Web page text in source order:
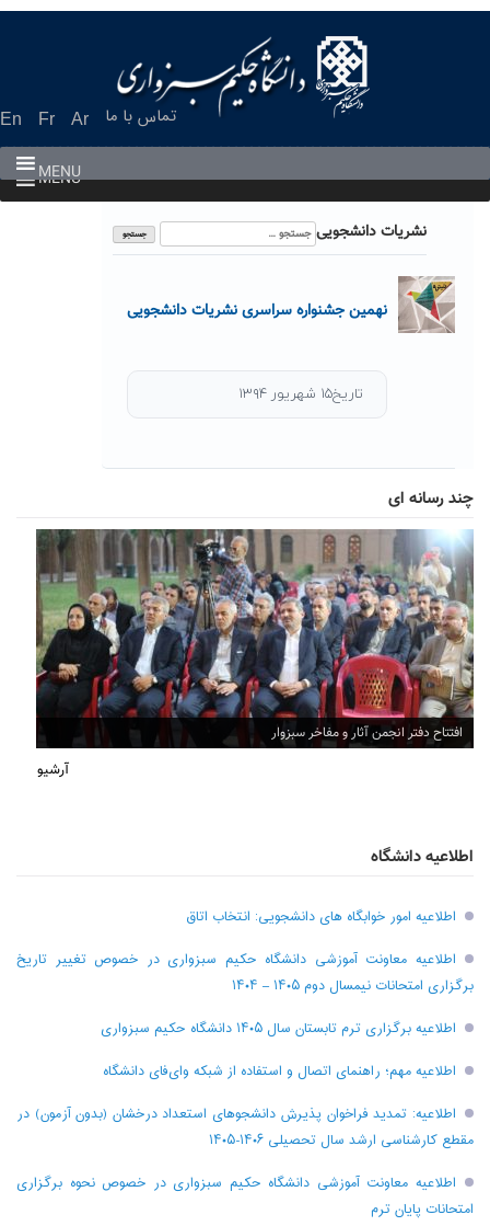
En Fr Ar تماس با ما
MENU
MENU
نشریات دانشجوییجستجو
برای:
نهمین جشنواره سراسری نشریات دانشجویی
تاریخ۱۵ شهریور ۱۳۹۴
چند رسانه ای
افتتاح دفتر انجمن آثار و مفاخر سبزوار
آرشیو
اطلاعیه دانشگاه
اطلاعیه امور خوابگاه های دانشجویی: انتخاب اتاق
اطلاعیه معاونت آموزشی دانشگاه حکیم سبزواری در خصوص تغییر تاریخ
برگزاری امتحانات نیمسال دوم ۱۴۰۵ – ۱۴۰۴
اطلاعیه برگزاری ترم تابستان سال ۱۴۰۵ دانشگاه حکیم سبزواری
اطلاعیه مهم؛ راهنمای اتصال و استفاده از شبکه وای‌فای دانشگاه
اطلاعیه: تمدید فراخوان پذیرش دانشجو‌های استعداد درخشان (بدون آزمون) در
مقطع کارشناسی ارشد سال تحصیلی ۱۴۰۶-۱۴۰۵
اطلاعیه معاونت آموزشی دانشگاه حکیم سبزواری در خصوص نحوه برگزاری
امتحانات پایان ترم